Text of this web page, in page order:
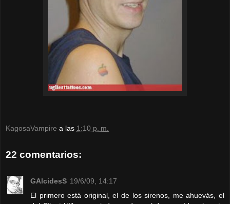
KagosaVampire a las 1:10 p. m.
22 comentarios:
GAlcidesS 19/6/09, 14:17
El primero está original, el de los sirenos, me ahuevás, el